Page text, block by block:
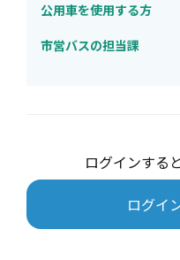
公用車を使用する方
市営バスの担当課
ログインする
ログイ